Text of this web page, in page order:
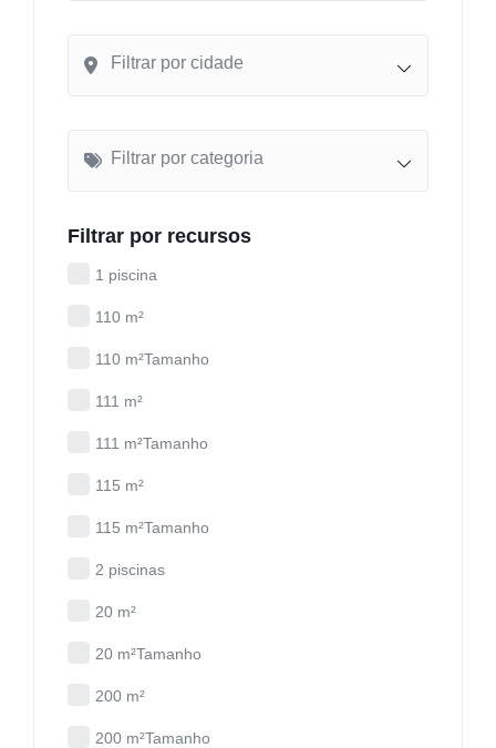
Filtrar por cidade
Filtrar por categoria
Filtrar por recursos
1 piscina
110 m²
110 m²Tamanho
111 m²
111 m²Tamanho
115 m²
115 m²Tamanho
2 piscinas
20 m²
20 m²Tamanho
200 m²
200 m²Tamanho